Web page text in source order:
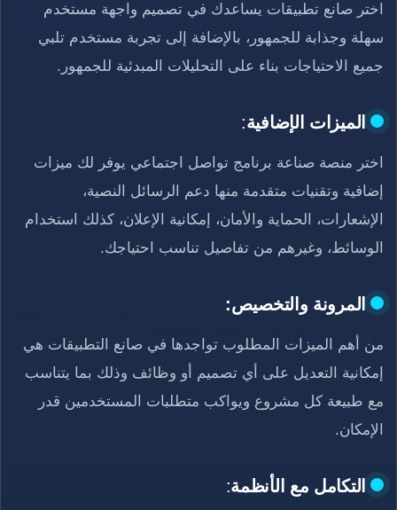
اختر صانع تطبيقات يساعدك في تصميم واجهة مستخدم
سهلة وجذابة للجمهور، بالإضافة إلى تجربة مستخدم تلبي
جميع الاحتياجات بناء على التحليلات المبدئية للجمهور.
الميزات الإضافية:
اختر منصة صناعة برنامج تواصل اجتماعي يوفر لك ميزات
إضافية وتقنيات متقدمة منها دعم الرسائل النصية،
الإشعارات، الحماية والأمان، إمكانية الإعلان، كذلك استخدام
الوسائط، وغيرهم من تفاصيل تناسب احتياجك.
المرونة والتخصيص:
من أهم الميزات المطلوب تواجدها في صانع التطبيقات هي
إمكانية التعديل على أي تصميم أو وظائف وذلك بما يتناسب
مع طبيعة كل مشروع ويواكب متطلبات المستخدمين قدر
الإمكان.
التكامل مع الأنظمة: